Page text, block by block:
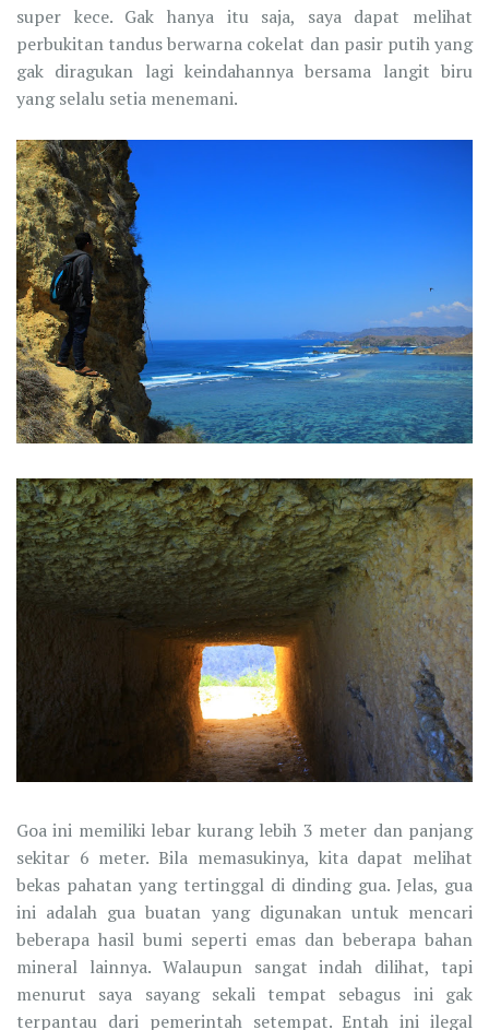
super kece. Gak hanya itu saja, saya dapat melihat
perbukitan tandus berwarna cokelat dan pasir putih yang
gak diragukan lagi keindahannya bersama langit biru
yang selalu setia menemani.
Goa ini memiliki lebar kurang lebih 3 meter dan panjang
sekitar 6 meter. Bila memasukinya, kita dapat melihat
bekas pahatan yang tertinggal di dinding gua. Jelas, gua
ini adalah gua buatan yang digunakan untuk mencari
beberapa hasil bumi seperti emas dan beberapa bahan
mineral lainnya. Walaupun sangat indah dilihat, tapi
menurut saya sayang sekali tempat sebagus ini gak
terpantau dari pemerintah setempat. Entah ini ilegal